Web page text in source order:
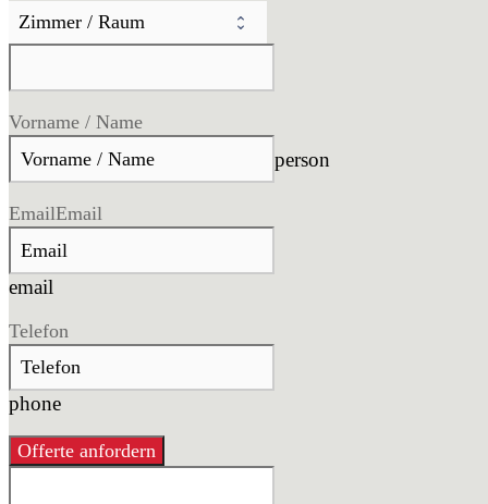
Vorname / Name
person
EmailEmail
email
Telefon
phone
Offerte anfordern